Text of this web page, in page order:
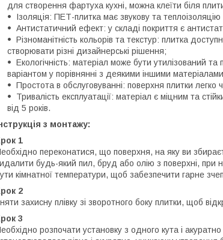
для створення фартуха кухні, можна клеїти біля
Ізоляція: ПЕТ-плитка має звукову та
Антистатичний ефект: у складі покриття є
Різноманітність кольорів та текстур: плитка
створювати різні дизайнерські рішення;
Екологічність: матеріал може бути утилізований
варіантом у порівнянні з деякими іншими
Простота в обслуговуванні: поверхня плитки легко
Тривалість експлуатації: матеріал є міцним та
від 5 років.
з монтажу:
1
переконатися, що поверхня, на яку ви
будь-який пил, бруд або олію з поверхні, при
кімнатної температури, щоб забезпечити гарне
2
захисну плівку зі зворотного боку плитки, щоб
3
розпочати установку з одного кута і